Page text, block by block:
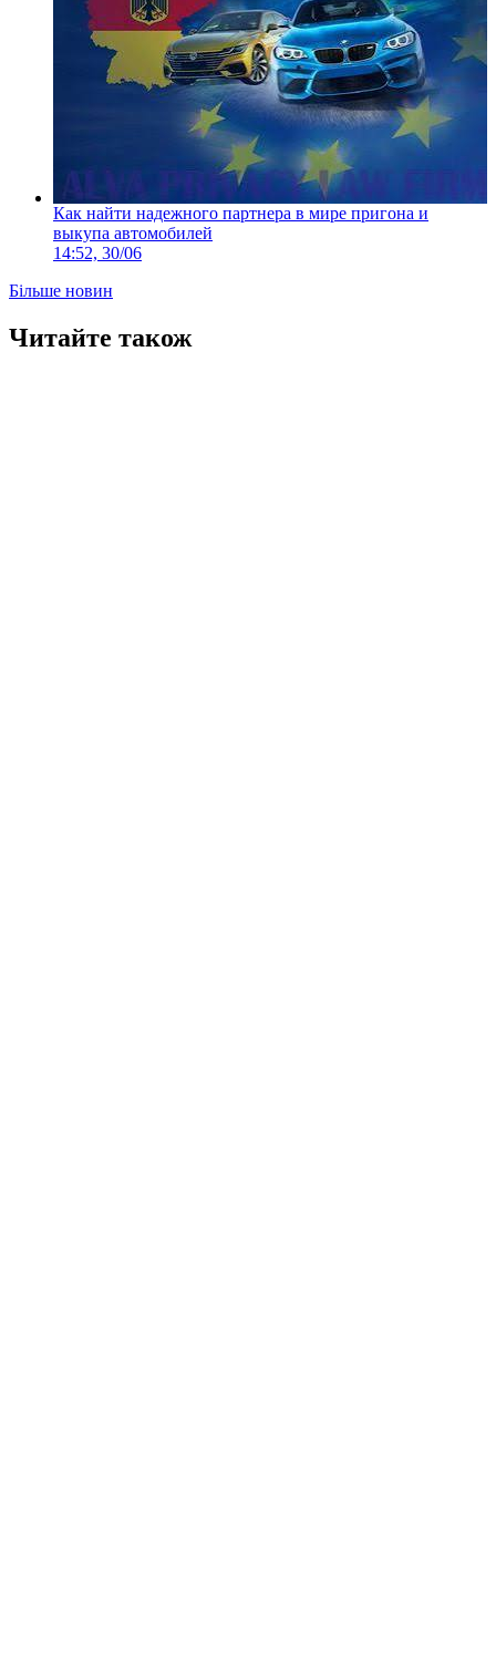
Как найти надежного партнера в мире пригона и
выкупа автомобилей
14:52, 30/06
Більше новин
Читайте також